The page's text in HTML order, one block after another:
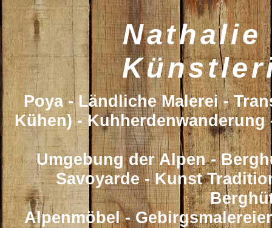
Nathalie
Poya - Ländliche Malerei -
Kühen) -
Umgebung der Alpen -
Savoyarde - Kunst
Alpenmöbel -